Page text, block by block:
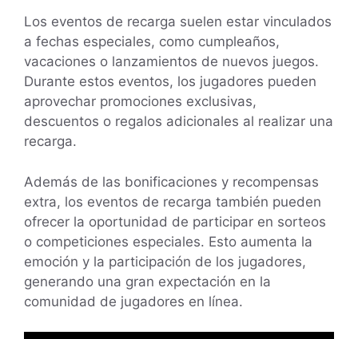
Los eventos de recarga suelen estar vinculados
a fechas especiales, como cumpleaños,
vacaciones o lanzamientos de nuevos juegos.
Durante estos eventos, los jugadores pueden
aprovechar promociones exclusivas,
descuentos o regalos adicionales al realizar una
recarga.
Además de las bonificaciones y recompensas
extra, los eventos de recarga también pueden
ofrecer la oportunidad de participar en sorteos
o competiciones especiales. Esto aumenta la
emoción y la participación de los jugadores,
generando una gran expectación en la
comunidad de jugadores en línea.